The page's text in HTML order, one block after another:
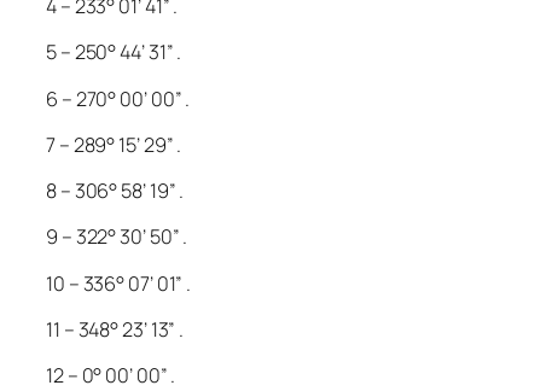
4 – 233° 01’ 41” .
5 – 250° 44’ 31” .
6 – 270° 00’ 00” .
7 – 289° 15’ 29” .
8 – 306° 58’ 19” .
9 – 322° 30’ 50” .
10 – 336° 07’ 01” .
11 – 348° 23’ 13” .
12 – 0° 00’ 00” .